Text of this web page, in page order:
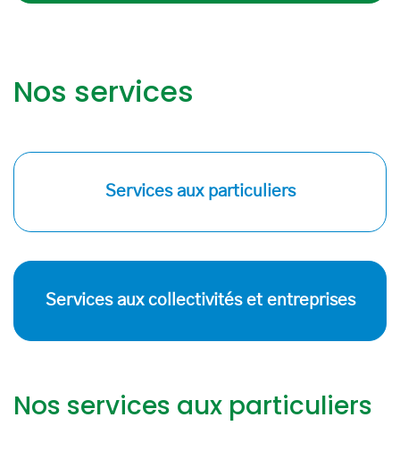
Nos services
Services aux particuliers
Services aux collectivités et entreprises
Nos services aux particuliers